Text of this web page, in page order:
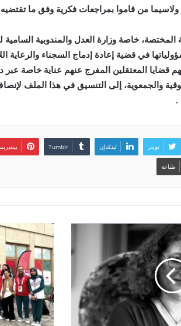
من قاموا بمراجعات فكرية وفق ما
المختصة، خاصة وزارة العدل والمندوبية
في قضية إعادة إدماج السجناء والرعاية
قضايا المعتقلين المفرج عنهم عناية خاصة عبر
والجمعوية، إلى التنسيق في هذا الملف
.
تويتر لينكدإن
طباعة